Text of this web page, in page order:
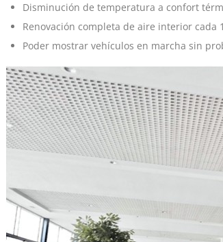
Disminución de temperatura a confort
Renovación completa de aire interior cada
Poder mostrar vehículos en marcha sin